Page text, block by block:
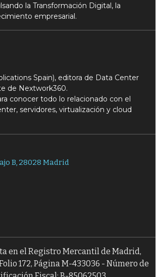
la Transformación Digital, la
empresarial.
Spain), editora de Data Center
de Nextwork360.
conocer todo lo relacionado con el
servidores, virtualización y cloud
B, 28028 Madrid
en el Registro Mercantil de Madrid,
172, Página M-433036 - Número de